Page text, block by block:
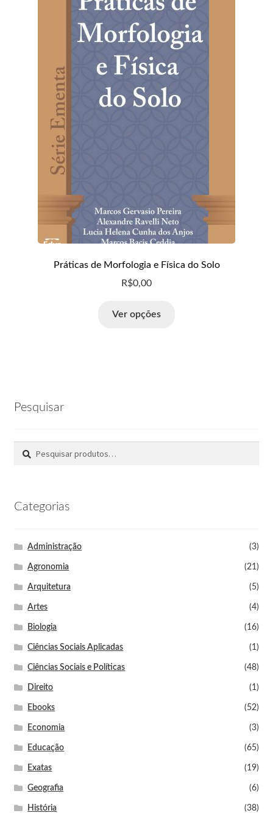
Práticas de Morfologia e Física do Solo
R$0,00
Ver opções
Pesquisar
Pesquisar
Categorias
Administração (3)
Agronomia (21)
Arquitetura (5)
Artes (4)
Biologia (16)
Ciências Sociais Aplicadas (1)
Ciências Sociais e Políticas (48)
Direito (1)
Ebooks (52)
Economia (3)
Educação (65)
Exatas (19)
Geografia (6)
História (38)